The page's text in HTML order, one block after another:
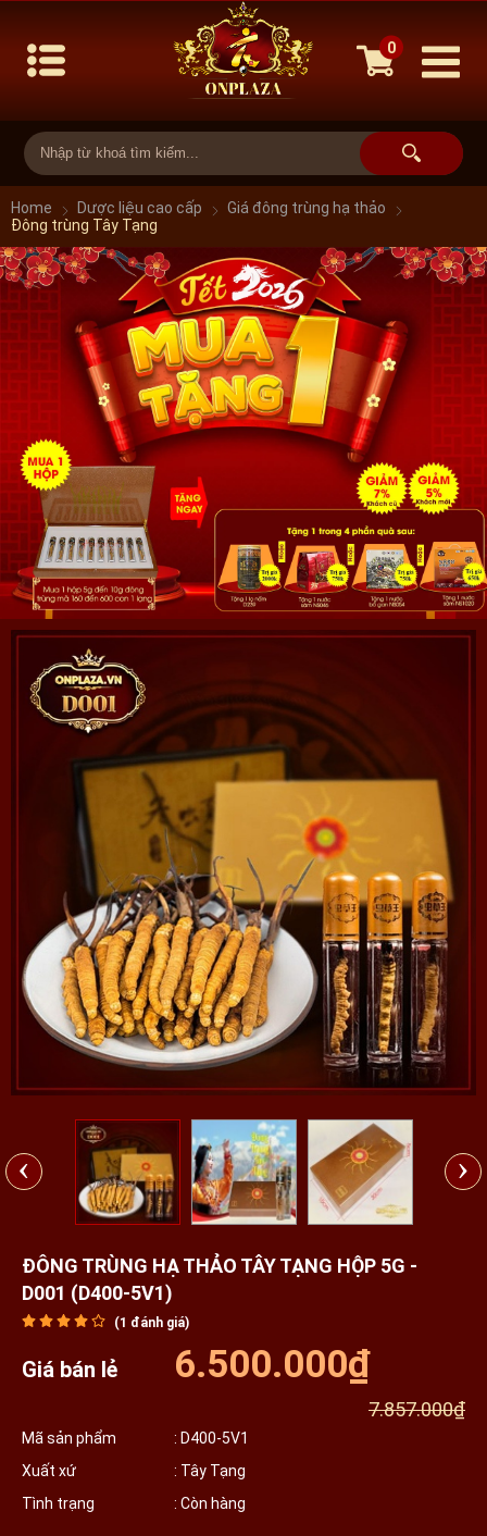
0
Home Dược liệu cao cấp
Giá đông trùng hạ thảo
Đông trùng Tây Tạng
‹ ›
ĐÔNG TRÙNG HẠ THẢO TÂY TẠNG HỘP 5G -
D001 (D400-5V1)
(1 đánh giá)
Giá bán lẻ 6.500.000₫
7.857.000₫
Mã sản phẩm
: D400-5V1
Xuất xứ
: Tây Tạng
Tình trạng
: Còn hàng